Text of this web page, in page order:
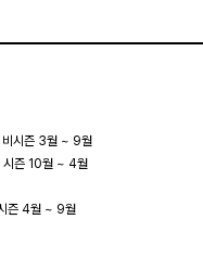
시즌 3월 ~ 9월
즌 10월 ~ 4월
즌 4월 ~ 9월